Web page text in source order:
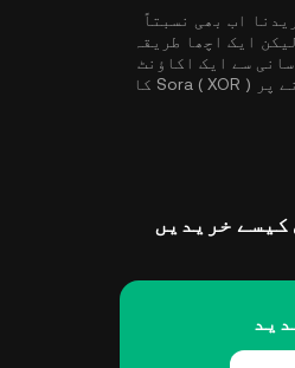
اب بھی نسبتاً
ایک اچھا طریقہ
سے ایک اکاؤنٹ
بنا سکتے ہیں اور سپورٹ ہونے پر Sora ( XOR ) کا
خریدیں